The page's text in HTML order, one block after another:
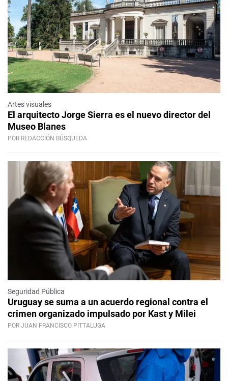
Artes visuales
El arquitecto Jorge Sierra es el nuevo director del
Museo Blanes
POR REDACCIÓN BÚSQUEDA
Seguridad Pública
Uruguay se suma a un acuerdo regional contra el
crimen organizado impulsado por Kast y Milei
POR JUAN FRANCISCO PITTALUGA